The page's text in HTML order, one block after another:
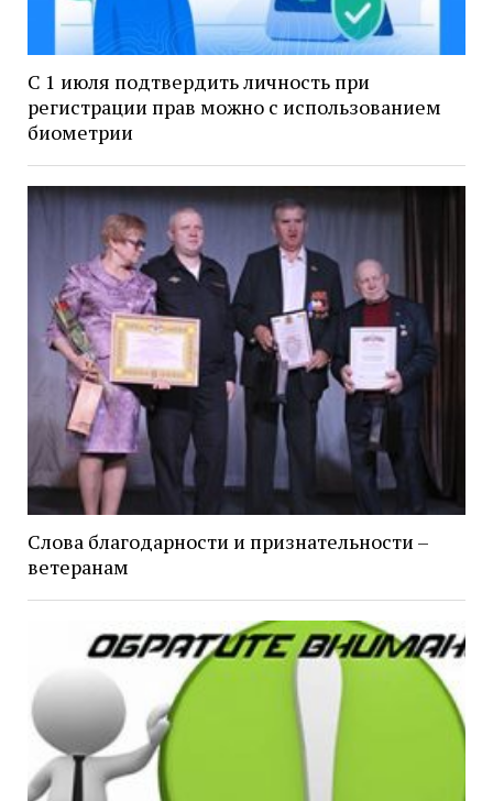
С 1 июля подтвердить личность при
регистрации прав можно с использованием
биометрии
Слова благодарности и признательности –
ветеранам